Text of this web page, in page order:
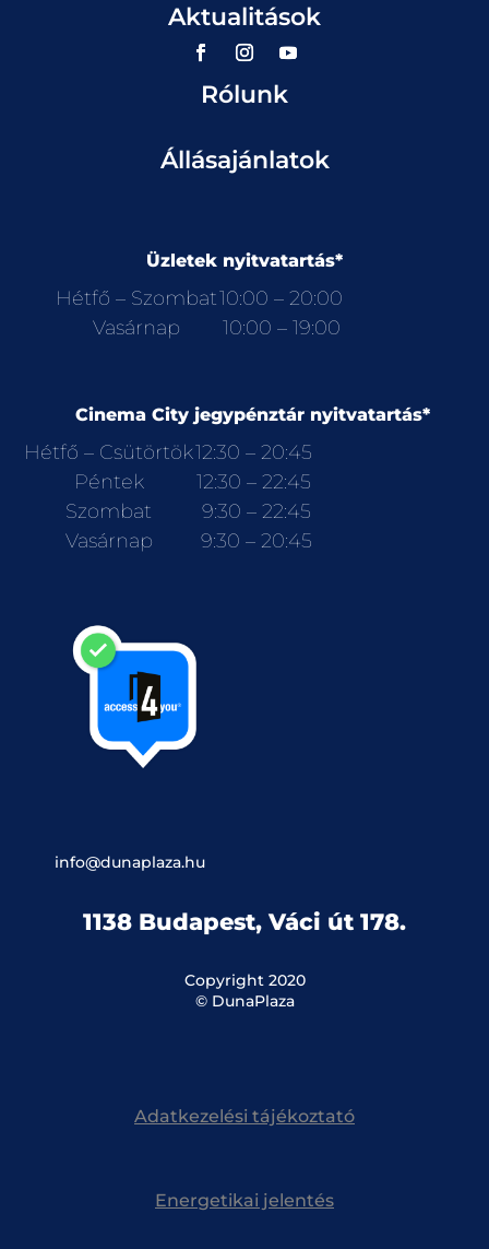
Aktualitások
Rólunk
Állásajánlatok
Üzletek nyitvatartás*
Hétfő – Szombat10:00 – 20:00
Vasárnap
10:00 – 19:00
Cinema City jegypénztár nyitvatartás*
Hétfő – Csütörtök12:30 – 20:45
Péntek
12:30 – 22:45
Szombat
9:30 – 22:45
Vasárnap
9:30 – 20:45
info@dunaplaza.hu
1138 Budapest, Váci út 178.
Copyright 2020
© DunaPlaza
Adatkezelési tájékoztató
Energetikai jelentés